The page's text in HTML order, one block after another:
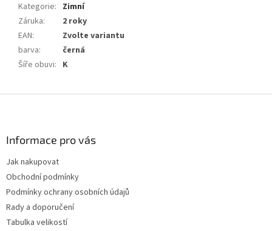
Kategorie: Zimní
Záruka:
2 roky
EAN:
Zvolte variantu
barva:
černá
Šíře obuvi: K
Informace pro vás
Jak nakupovat
Obchodní podmínky
Podmínky ochrany osobních údajů
Rady a doporučení
Tabulka velikostí